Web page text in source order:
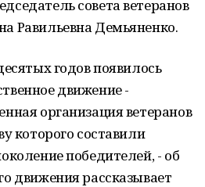
совета ветеранов
Равильевна Демьяненко.
годов появилось
движение -
организация ветеранов
которого составили
победителей, - об
движения рассказывает